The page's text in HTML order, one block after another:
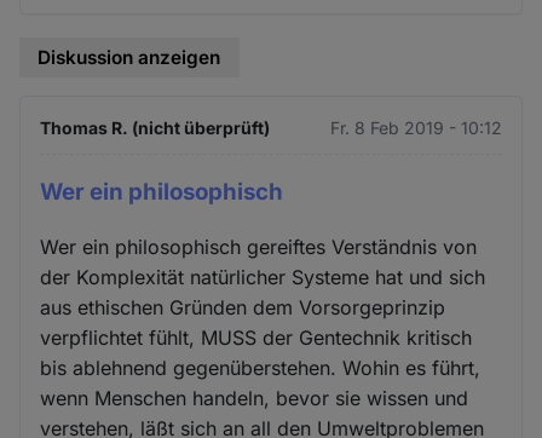
Diskussion anzeigen
Thomas R. (nicht überprüft) Fr. 8 Feb 2019 - 10:12
Wer ein philosophisch
Wer ein philosophisch gereiftes Verständnis von
der Komplexität natürlicher Systeme hat und sich
aus ethischen Gründen dem Vorsorgeprinzip
verpflichtet fühlt, MUSS der Gentechnik kritisch
bis ablehnend gegenüberstehen. Wohin es führt,
wenn Menschen handeln, bevor sie wissen und
verstehen, läßt sich an all den Umweltproblemen